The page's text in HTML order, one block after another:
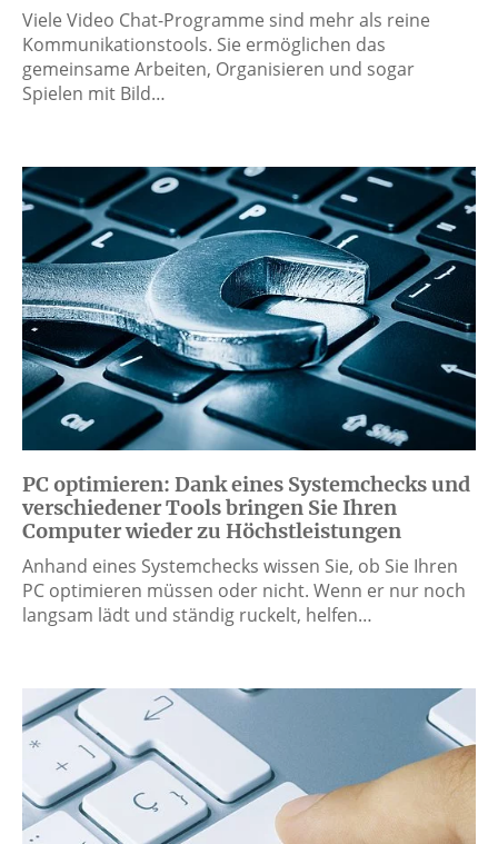
Viele Video Chat-Programme sind mehr als reine
Kommunikationstools. Sie ermöglichen das
gemeinsame Arbeiten, Organisieren und sogar
Spielen mit Bild…
PC optimieren: Dank eines Systemchecks und
verschiedener Tools bringen Sie Ihren
Computer wieder zu Höchstleistungen
Anhand eines Systemchecks wissen Sie, ob Sie Ihren
PC optimieren müssen oder nicht. Wenn er nur noch
langsam lädt und ständig ruckelt, helfen…